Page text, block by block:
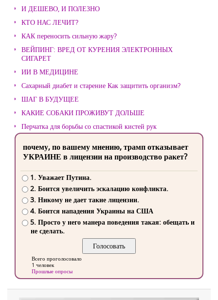
И ДЕШЕВО, И ПОЛЕЗНО
КТО НАС ЛЕЧИТ?
КАК переносить сильную жару?
ВЕЙПИНГ: ВРЕД ОТ КУРЕНИЯ ЭЛЕКТРОННЫХ
СИГАРЕТ
ИИ В МЕДИЦИНЕ
Сахарный диабет и старение Как защитить организм?
ШАГ В БУДУЩЕЕ
КАКИЕ СОБАКИ ПРОЖИВУТ ДОЛЬШЕ
Перчатка для борьбы со спастикой кистей рук
почему, по вашему мнению, трамп отказывает
УКРАИНЕ в лицензии на производство ракет?
1. Уважает Путина.
2. Боится увеличить эскалацию конфликта.
3. Никому не дает такие лицензии.
4. Боится нападения Украины на США
5. Просто у него манера поведения такая: обещать и
не сделать.
Всего проголосовало
1 человек
Прошлые опросы